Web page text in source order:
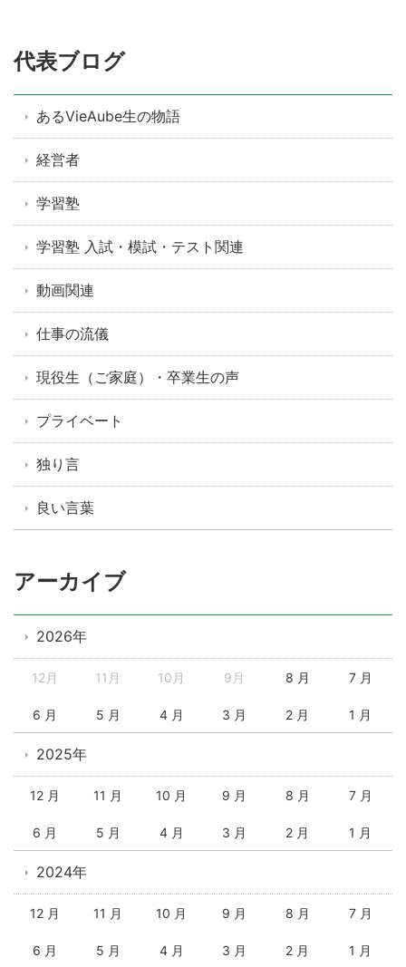
代表ブログ
あるVieAube生の物語
経営者
学習塾
学習塾 入試・模試・テスト関連
動画関連
仕事の流儀
現役生（ご家庭）・卒業生の声
プライベート
独り言
良い言葉
アーカイブ
2026年
12月 11月 10月 9月 8 月 7 月
6 月 5 月 4 月 3 月 2 月 1 月
2025年
12 月 11 月 10 月 9 月 8 月 7 月
6 月 5 月 4 月 3 月 2 月 1 月
2024年
12 月 11 月 10 月 9 月 8 月 7 月
6 月 5 月 4 月 3 月 2 月 1 月